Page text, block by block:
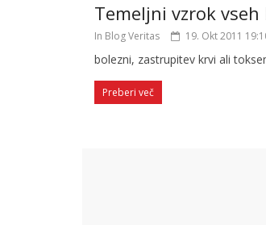
Temeljni vzrok
In Blog Veritas 19. Okt 2011
bolezni, zastrupitev krvi ali
Preberi več